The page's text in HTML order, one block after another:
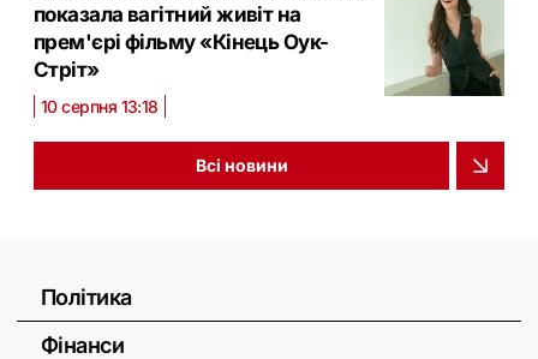
показала вагітний живіт на
прем'єрі фільму «Кінець Оук-
Стріт»
10 серпня 13:18
Всі новини
Політика
Фінанси